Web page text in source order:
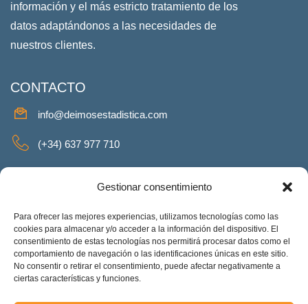
Gestionar consentimiento
Para ofrecer las mejores experiencias, utilizamos tecnologías como las
cookies para almacenar y/o acceder a la información del dispositivo. El
consentimiento de estas tecnologías nos permitirá procesar datos como el
comportamiento de navegación o las identificaciones únicas en este sitio.
No consentir o retirar el consentimiento, puede afectar negativamente a
ciertas características y funciones.
información y el más estricto tratamiento de los
datos adaptándonos a las necesidades de
nuestros clientes.
CONTACTO
info@deimosestadistica.com
(+34) 637 977 710
REDES SOCIALES
Facebook Twitter Linkeding Instagram